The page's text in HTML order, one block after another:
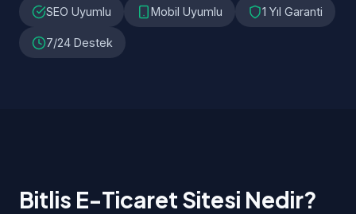
SEO Uyumlu Mobil Uyumlu 1 Yıl Garanti
7/24 Destek
Bitlis E-Ticaret Sitesi Nedir?